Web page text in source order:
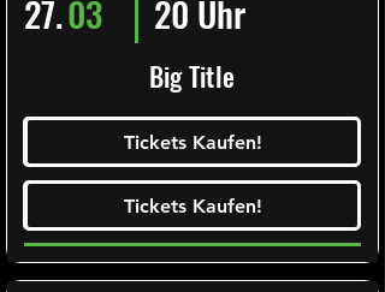
Big Title
27.03 20 Uhr
Tickets Kaufen!
Ticketalarm abonieren!
Tickets Kaufen!
Tickets Kaufen!
Tickets Kaufen!